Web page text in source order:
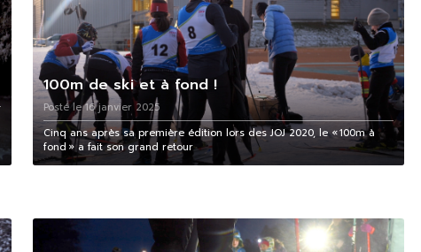
100m de ski et à fond !
Posté le 16 janvier 2025
Cinq ans après sa première édition lors des JOJ 2020, le « 100m à
fond » a fait son grand retour